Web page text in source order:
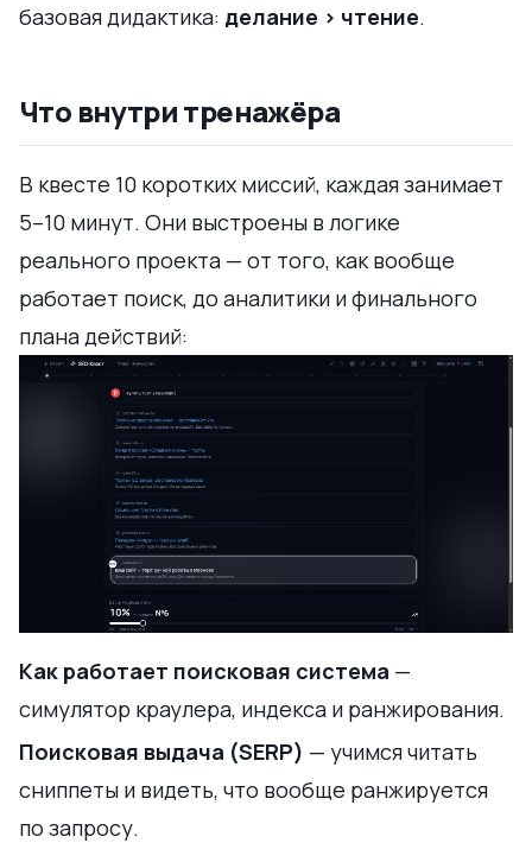
базовая дидактика: делание > чтение.
Что внутри тренажёра
В квесте 10 коротких миссий, каждая занимает
5–10 минут. Они выстроены в логике
реального проекта — от того, как вообще
работает поиск, до аналитики и финального
плана действий:
Как работает поисковая система —
симулятор краулера, индекса и ранжирования.
Поисковая выдача (SERP) — учимся читать
сниппеты и видеть, что вообще ранжируется
по запросу.